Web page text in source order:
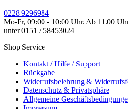
0228 9296984
Mo-Fr, 09:00 - 10:00 Uhr. Ab 11.00
unter 0151 / 58453024
Shop Service
Kontakt / Hilfe / Support
Rückgabe
Widerrufsbelehrung &
Datenschutz & Privatsphäre
Allgemeine